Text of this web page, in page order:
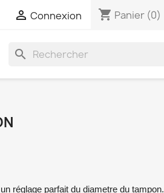
 Connexion shopping_cart Panier (0)
search
réglage parfait du diametre du tampon.